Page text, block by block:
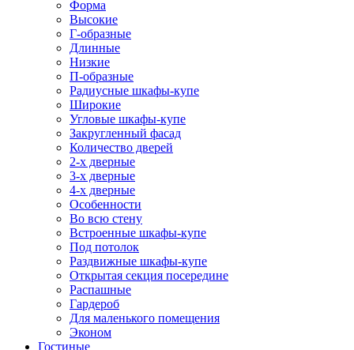
Форма
Высокие
Г-образные
Длинные
Низкие
П-образные
Радиусные шкафы-купе
Широкие
Угловые шкафы-купе
Закругленный фасад
Количество дверей
2-х дверные
3-х дверные
4-х дверные
Особенности
Во всю стену
Встроенные шкафы-купе
Под потолок
Раздвижные шкафы-купе
Открытая секция посередине
Распашные
Гардероб
Для маленького помещения
Эконом
Гостиные